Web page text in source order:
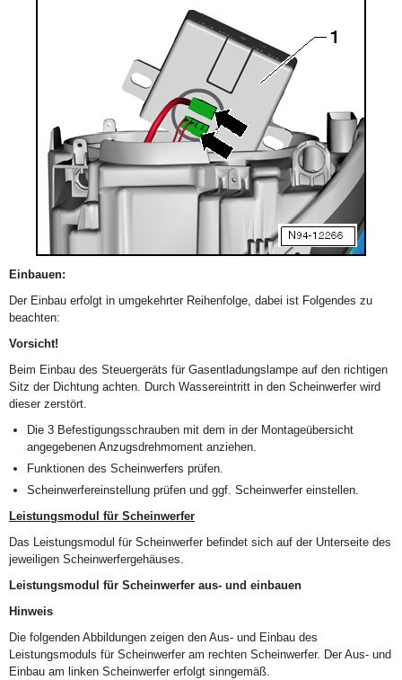
Einbauen:
Der Einbau erfolgt in umgekehrter Reihenfolge, dabei ist Folgendes zu
beachten:
Vorsicht!
Beim Einbau des Steuergeräts für Gasentladungslampe auf den richtigen
Sitz der Dichtung achten. Durch Wassereintritt in den Scheinwerfer wird
dieser zerstört.
Die 3 Befestigungsschrauben mit dem in der Montageübersicht
angegebenen Anzugsdrehmoment anziehen.
Funktionen des Scheinwerfers prüfen.
Scheinwerfereinstellung prüfen und ggf. Scheinwerfer einstellen.
Leistungsmodul für Scheinwerfer
Das Leistungsmodul für Scheinwerfer befindet sich auf der Unterseite des
jeweiligen Scheinwerfergehäuses.
Leistungsmodul für Scheinwerfer aus- und einbauen
Hinweis
Die folgenden Abbildungen zeigen den Aus- und Einbau des
Leistungsmoduls für Scheinwerfer am rechten Scheinwerfer. Der Aus- und
Einbau am linken Scheinwerfer erfolgt sinngemäß.